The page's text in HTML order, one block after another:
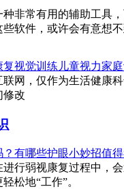
非常有用的辅助工具
软件，或许会有意想
复视觉训练 儿童视力家
网，仅作为生活健康
修改
有哪些护眼小妙招值得
行弱视康复过程中，
松地“工作”。